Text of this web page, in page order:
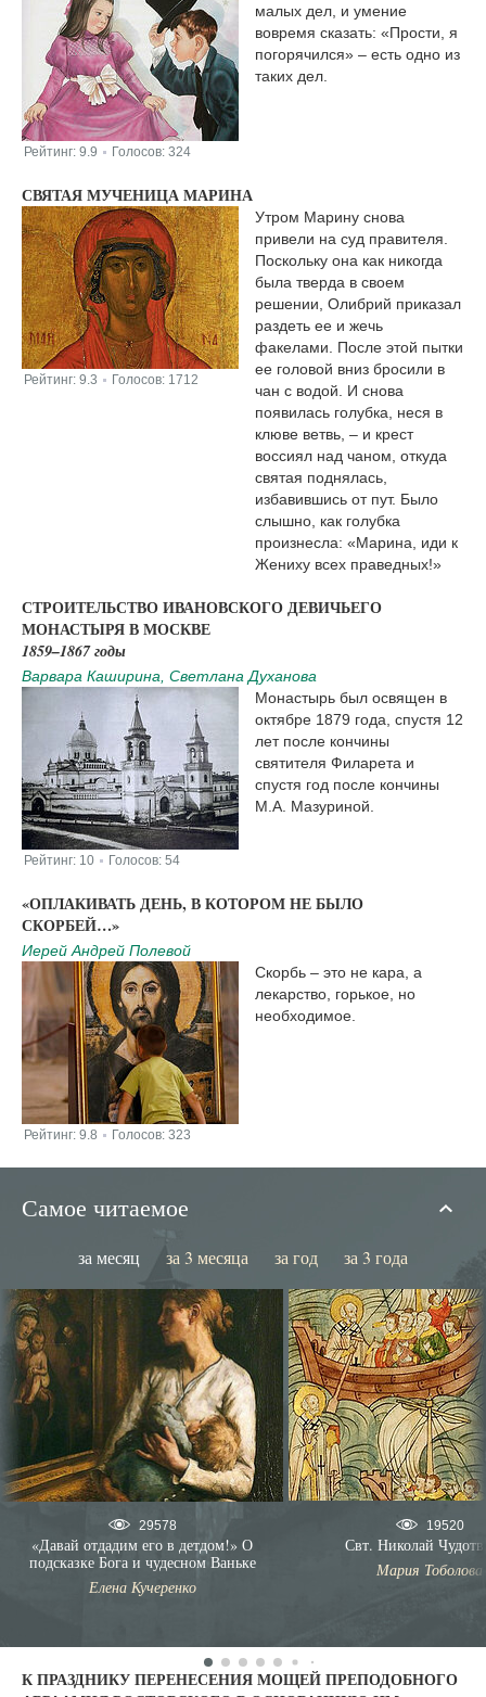
Рейтинг: 9.9 Голосов: 324
малых дел, и умение
вовремя сказать: «Прости, я
погорячился» – есть одно из
таких дел.
СВЯТАЯ МУЧЕНИЦА МАРИНА
Рейтинг: 9.3 Голосов: 1712
Утром Марину снова
привели на суд правителя.
Поскольку она как никогда
была тверда в своем
решении, Олибрий приказал
раздеть ее и жечь
факелами. После этой пытки
ее головой вниз бросили в
чан с водой. И снова
появилась голубка, неся в
клюве ветвь, – и крест
воссиял над чаном, откуда
святая поднялась,
избавившись от пут. Было
слышно, как голубка
произнесла: «Марина, иди к
Жениху всех праведных!»
СТРОИТЕЛЬСТВО ИВАНОВСКОГО ДЕВИЧЬЕГО
МОНАСТЫРЯ В МОСКВЕ
1859–1867 годы
Варвара Каширина, Светлана Духанова
Рейтинг: 10 | Голосов: 54
Монастырь был освящен в
октябре 1879 года, спустя 12
лет после кончины
святителя Филарета и
спустя год после кончины
М.А. Мазуриной.
«ОПЛАКИВАТЬ ДЕНЬ, В КОТОРОМ НЕ БЫЛО
СКОРБЕЙ…»
Иерей Андрей Полевой
Рейтинг: 9.8 | Голосов: 323
Скорбь – это не кара, а
лекарство, горькое, но
необходимое.
Самое читаемое
за месяц за 3 месяца за год за 3 года
29578
«Давай отдадим его в детдом!» О
подсказке Бога и чудесном Ваньке
Елена Кучеренко
19520
Свт. Николай
Мария Тоболова
К ПРАЗДНИКУ ПЕРЕНЕСЕНИЯ МОЩЕЙ ПРЕПОДОБНОГО